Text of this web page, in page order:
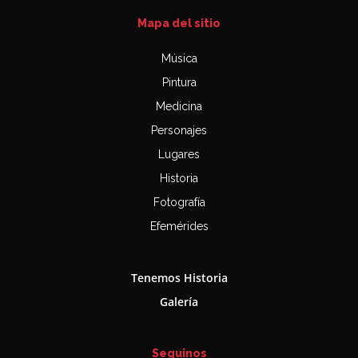
Mapa del sitio
Música
Pintura
Medicina
Personajes
Lugares
Historia
Fotografía
Efemérides
Tenemos Historia
Galería
Seguinos